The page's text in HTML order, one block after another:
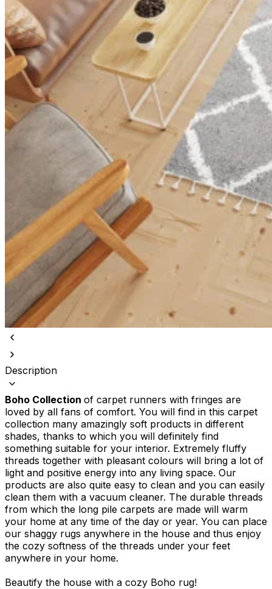
Description
Boho Collection of carpet runners with fringes are
loved by all fans of comfort. You will find in this carpet
collection many amazingly soft products in different
shades, thanks to which you will definitely find
something suitable for your interior. Extremely fluffy
threads together with pleasant colours will bring a lot of
light and positive energy into any living space. Our
products are also quite easy to clean and you can easily
clean them with a vacuum cleaner. The durable threads
from which the long pile carpets are made will warm
your home at any time of the day or year. You can place
our shaggy rugs anywhere in the house and thus enjoy
the cozy softness of the threads under your feet
anywhere in your home.
Beautify the house with a cozy Boho rug!